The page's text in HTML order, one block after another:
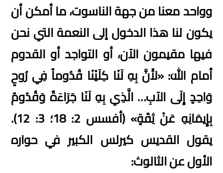
وواحد معنا من جهة الناسوت، ما أمكن أن
يكون لنا هذا الدخول إلى النعمة التي نحن
فيها مقيمون الآن، أو التواجد أو القدوم
أمام الله: «لأَنَّ بِهِ لَنَا كِلَيْنَا قُدُوماً فِي رُوحٍ
وَاحِدٍ إِلَى الآبِ…الَّذِي بِهِ لَنَا جَرَاءَةٌ وَقُدُومٌ
بِإِيمَانِهِ عَنْ ثِقَةٍ» (أفسس 2: 18 ؛3: 12).
يقول القديس كيرلس الكبير في حواره
الأول عن الثالوث: